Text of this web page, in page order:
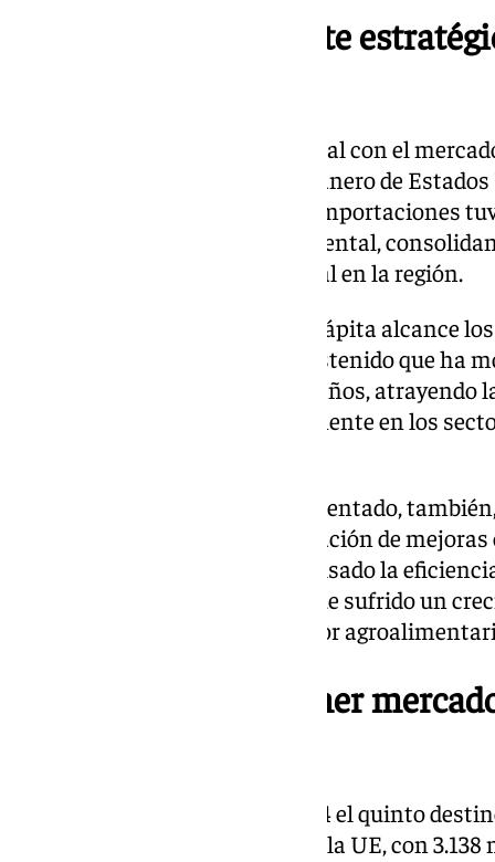
Puerto Rico, un puente
Puerto Rico su relación comercial con el
integración en el territorio aduanero de Estados
exportaciones y el 52 % de sus importaciones
procedencia el territorio continental,
clave para la actividad comercial en la región.
La isla proyecta que el PIB per cápita alcance
2025, gracias al crecimiento sostenido que ha
puertorriqueña en los últimos años, atrayendo
empresas españolas, especialmente en los
El sector energético ha experimentado,
significativa con la implementación de
de UMA Energy, lo que ha impulsado la
suministro. Otras industrias que sufrido un
industria aeroespacial y el sector
Estados Unidos, primer
Estados Unidos ha sido en 2024 el quinto
andaluzas y el primero fuera de la UE, con